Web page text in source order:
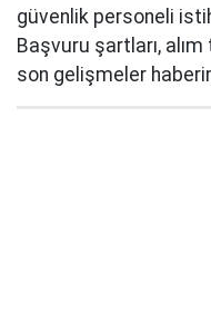
güvenlik personeli
Başvuru şartları,
son gelişmeler